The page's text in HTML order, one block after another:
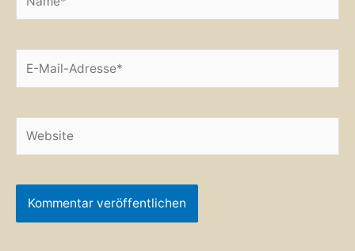
Mail-